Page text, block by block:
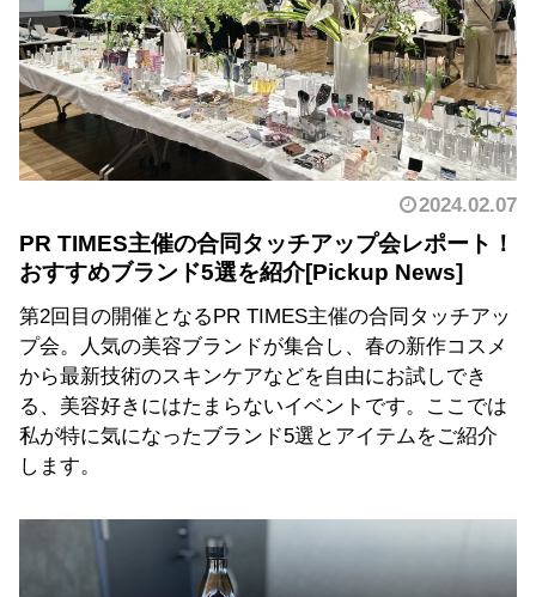
2024.02.07
PR TIMES主催の合同タッチアップ会レポート！
おすすめブランド5選を紹介
第2回目の開催となるPR TIMES主催の合同タッチアッ
プ会。人気の美容ブランドが集合し、春の新作コスメ
から最新技術のスキンケアなどを自由にお試しでき
る、美容好きにはたまらないイベントです。ここでは
私が特に気になったブランド5選とアイテムをご紹介
します。